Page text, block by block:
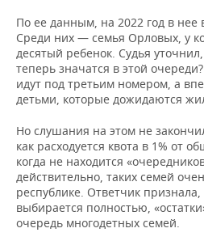
По ее данным, на 2022 год в
Среди них — семья Орловых, у
десятый ребенок. Судья
теперь значатся в этой
идут под третьим номером, а
детьми, которые дожидаются
Но слушания на этом не
как расходуется квота в 1% от
когда не находится
действительно, таких семей
республике. Ответчик признала,
выбирается полностью,
очередь многодетных семей.